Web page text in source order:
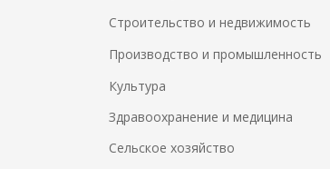
Культура
Строительство и недвижимость
Производство и промышленность
Здравоохранение и медицина
Сельское хозяйство